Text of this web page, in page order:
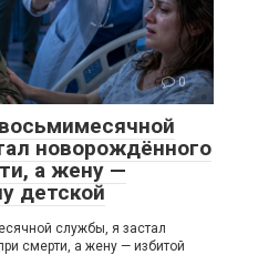
0
новорождённого
а жену —
детской
службы, я застал
смерти, а жену — избитой